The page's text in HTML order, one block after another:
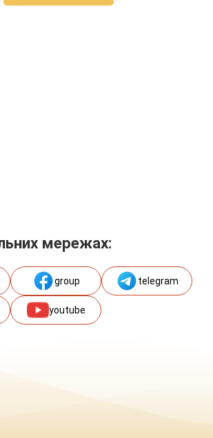
мережах:
group telegram
youtube